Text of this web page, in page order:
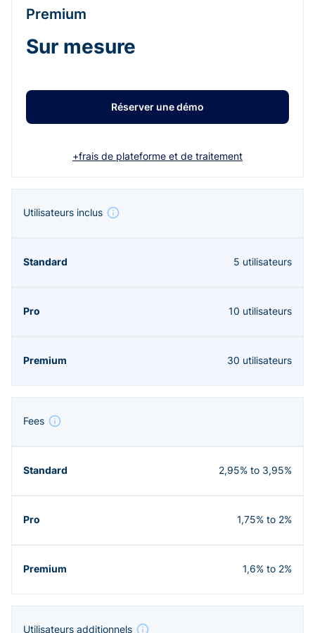
Premium
Sur mesure
Réserver une démo
+frais de plateforme et de traitement
Utilisateurs inclus
5 utilisateurs
10 utilisateurs
30 utilisateurs
Fees
2,95% to 3,95%
1,75% to 2%
1,6% to 2%
Utilisateurs additionnels